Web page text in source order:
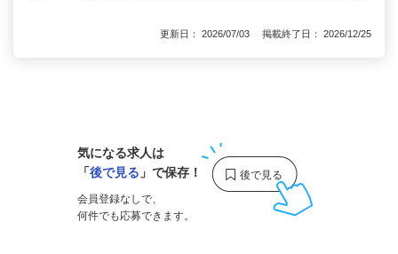
更新日： 2026/07/03 掲載終了日： 2026/12/25
気になる求人は
「後で見る 」で保存！
会員登録なしで、
何件でも応募できます。